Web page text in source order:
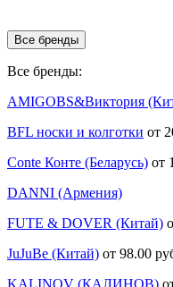
Все бренды
Все бренды:
AMIGOBS&Виктория
BFL носки и колготки от
Conte Конте (Беларусь) от
DANNI (Армения)
FUTE & DOVER (Китай)
JuJuBe (Китай) от 98.00
KALINOV (КАЛИНОВ)